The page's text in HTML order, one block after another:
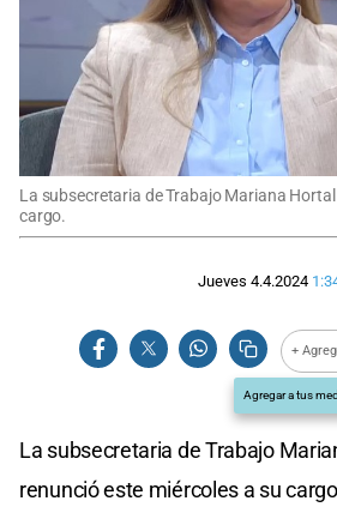
La subsecretaria de Trabajo Mariana
cargo.
Jueves 4.4.2024
+
Agregar a tus
La subsecretaria de Trabajo
renunció este miércoles a su cargo